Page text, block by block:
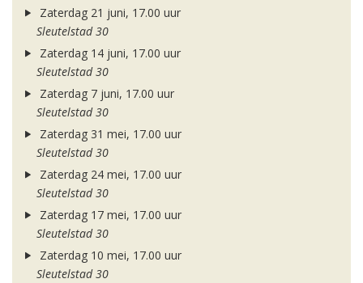
Zaterdag 21 juni, 17.00 uur
Sleutelstad 30
Zaterdag 14 juni, 17.00 uur
Sleutelstad 30
Zaterdag 7 juni, 17.00 uur
Sleutelstad 30
Zaterdag 31 mei, 17.00 uur
Sleutelstad 30
Zaterdag 24 mei, 17.00 uur
Sleutelstad 30
Zaterdag 17 mei, 17.00 uur
Sleutelstad 30
Zaterdag 10 mei, 17.00 uur
Sleutelstad 30